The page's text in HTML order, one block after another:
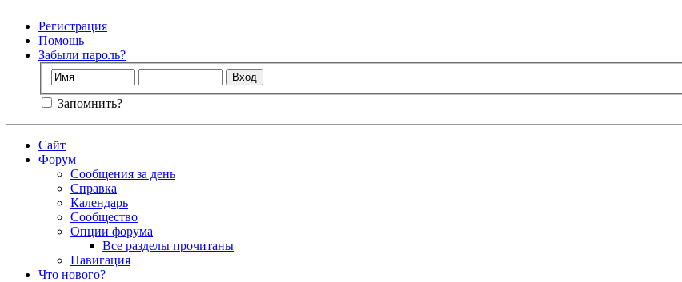
Регистрация
Помощь
Забыли пароль?
Запомнить?
Сайт
Форум
Сообщения за день
Справка
Календарь
Сообщество
Опции форума
Все разделы прочитаны
Навигация
Что нового?